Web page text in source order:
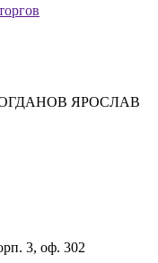
БОГДАНОВ ЯРОСЛАВ
3, оф. 302